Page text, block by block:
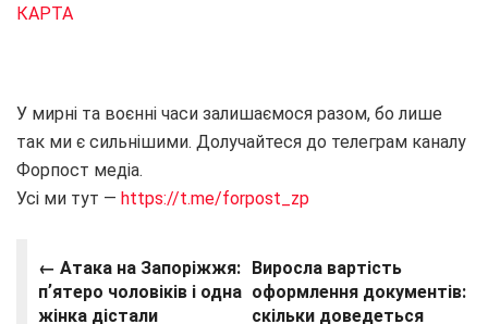
КАРТА
У мирні та воєнні часи залишаємося разом, бо лише
так ми є сильнішими. Долучайтеся до телеграм каналу
Форпост медіа.
Усі ми тут — https://t.me/forpost_zp
← Атака на Запоріжжя:
пʼятеро чоловіків і одна
жінка дістали
Виросла вартість
оформлення документів:
скільки доведеться